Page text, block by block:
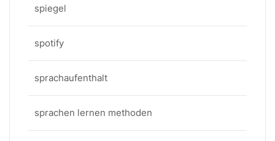
spiegel
spotify
sprachaufenthalt
sprachen lernen methoden